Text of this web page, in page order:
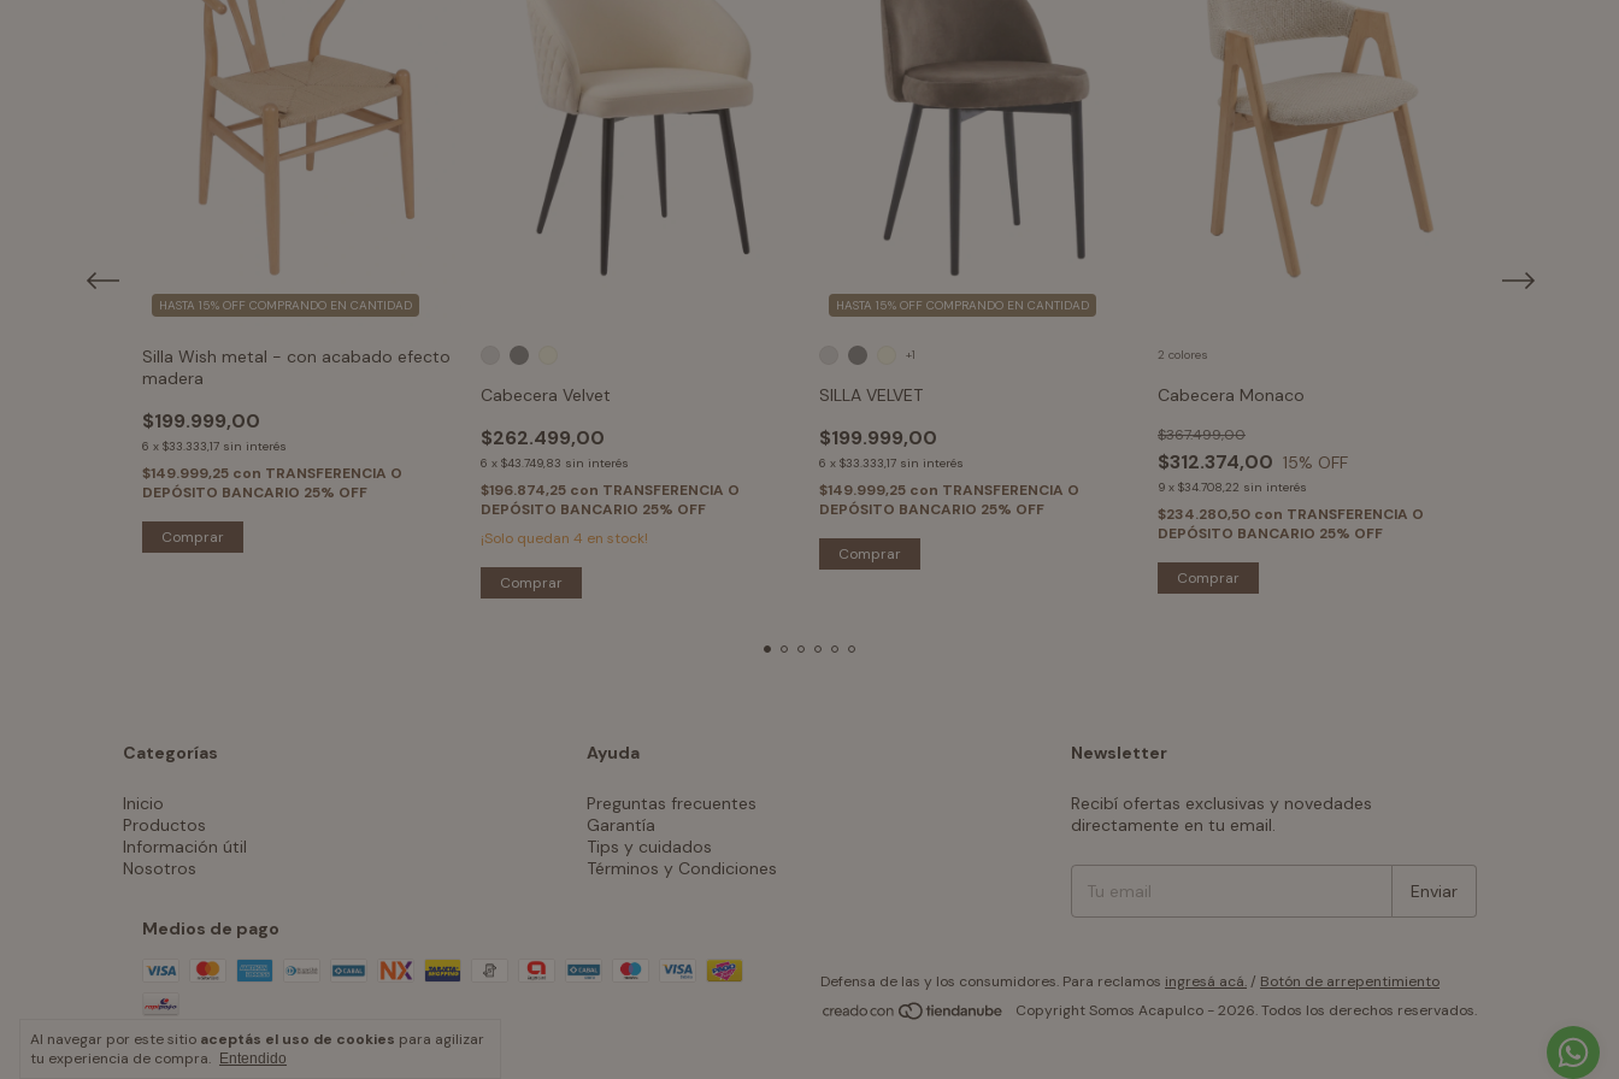
Al navegar por este sitio aceptás el uso de cookies para agilizar
tu experiencia de compra.
Entendido
HASTA 15% OFF COMPRANDO EN CANTIDAD
Silla Wish metal - con acabado efecto
madera
$199.999,00
6 x $33.333,17 sin interés
$149.999,25 con TRANSFERENCIA O
DEPÓSITO BANCARIO 25% OFF
Cabecera Velvet
$262.499,00
6 x $43.749,83 sin interés
$196.874,25 con TRANSFERENCIA O
DEPÓSITO BANCARIO 25% OFF
¡Solo quedan 4 en stock!
Comprar
HASTA 15% OFF COMPRANDO EN CANTIDAD
SILLA VELVET
$199.999,00
6 x $33.333,17 sin interés
$149.999,25 con TRANSFERENCIA O
DEPÓSITO BANCARIO 25% OFF
+1
Comprar
Cabecera Monaco
$312.374,00
$367.499,00
15% OFF
9 x $34.708,22 sin interés
$234.280,50 con TRANSFERENCIA O
DEPÓSITO BANCARIO 25% OFF
2 colores
Comprar
Categorías
Inicio
Productos
Información útil
Nosotros
Ayuda
Preguntas frecuentes
Garantía
Tips y cuidados
Términos y Condiciones
Newsletter
Recibí ofertas exclusivas y novedades
directamente en tu email.
Medios de pago
Defensa de las y los consumidores. Para reclamos ingresá acá. / Botón de arrepentimiento
Copyright Somos Acapulco - 2026. Todos los derechos reservados.